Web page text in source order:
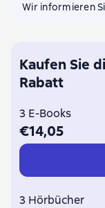
Wir informieren
Kaufen Sie
Rabatt
3 E-Books
€14,05
3 Hörbücher